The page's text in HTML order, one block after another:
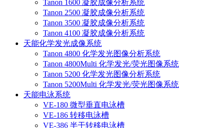
Tanon 1600 凝胶成像分析系统
Tanon 2500 凝胶成像分析系统
Tanon 3500 凝胶成像分析系统
Tanon 4100 凝胶成像分析系统
天能化学发光成像系统
Tanon 4800 化学发光图像分析系统
Tanon 4800Multi 化学发光/荧光图像系统
Tanon 5200 化学发光图像分析系统
Tanon 5200Multi 化学发光/荧光图像系统
天能电泳系统
VE-180 微型垂直电泳槽
VE-186 转移电泳槽
VE-386 半干转移电泳槽